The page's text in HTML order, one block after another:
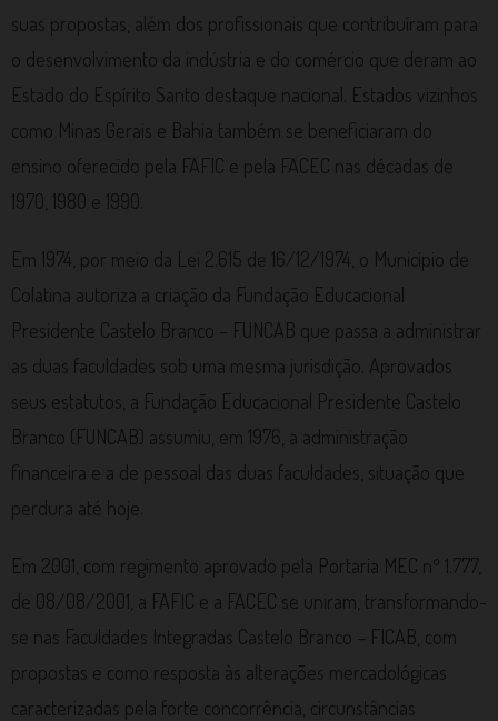
suas propostas, além dos profissionais que contribuíram para
o desenvolvimento da indústria e do comércio que deram ao
Estado do Espírito Santo destaque nacional. Estados vizinhos
como Minas Gerais e Bahia também se beneficiaram do
ensino oferecido pela FAFIC e pela FACEC nas décadas de
1970, 1980 e 1990.
Em 1974, por meio da Lei 2.615 de 16/12/1974, o Município de
Colatina autoriza a criação da Fundação Educacional
Presidente Castelo Branco – FUNCAB que passa a administrar
as duas faculdades sob uma mesma jurisdição. Aprovados
seus estatutos, a Fundação Educacional Presidente Castelo
Branco (FUNCAB) assumiu, em 1976, a administração
financeira e a de pessoal das duas faculdades, situação que
perdura até hoje.
Em 2001, com regimento aprovado pela Portaria MEC nº 1.777,
de 08/08/2001, a FAFIC e a FACEC se uniram, transformando-
se nas Faculdades Integradas Castelo Branco – FICAB, com
propostas e como resposta às alterações mercadológicas
caracterizadas pela forte concorrência, circunstâncias